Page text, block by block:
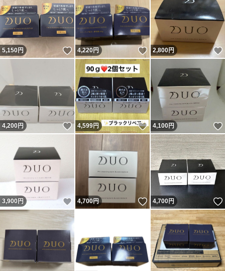
5,150円 いいね！
4,220円 いいね！
2,800円
4,200円 いいね！
4,599円 いいね！
4,100円
3,900 円 いいね！
4,700円 いいね！
4,700円